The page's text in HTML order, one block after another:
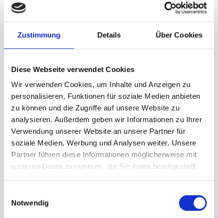
Zustimmung Details Über Cookies
Diese Webseite verwendet Cookies
Wir verwenden Cookies, um Inhalte und Anzeigen zu
personalisieren, Funktionen für soziale Medien anbieten
zu können und die Zugriffe auf unsere Website zu
analysieren. Außerdem geben wir Informationen zu Ihrer
Verwendung unserer Website an unsere Partner für
soziale Medien, Werbung und Analysen weiter. Unsere
Partner führen diese Informationen möglicherweise mit
weiteren Daten zusammen, die Sie ihnen bereitgestellt
Notwendig
wichtige Utensilien in der Gastronomie und im
Metzgereihandwerk. Die PA-PE Verbundfolie ist
geeignet. Erhalten Sie bei Ihrer Online-Bestellung
jetztMengenrabatt!
- gefertigt aus 90µ starker (20/70 PA/PE)
Folie (die am häufigsten im
Standardbeutelbereich verwendete Folie)
- Folie ist glatt
- Artikel ist 140mm breit (hier befindet sich
auch die Öffnung des Beutels) und 450mm
hoch
- lebensmittelecht
liegt in der Vakuumkammer)